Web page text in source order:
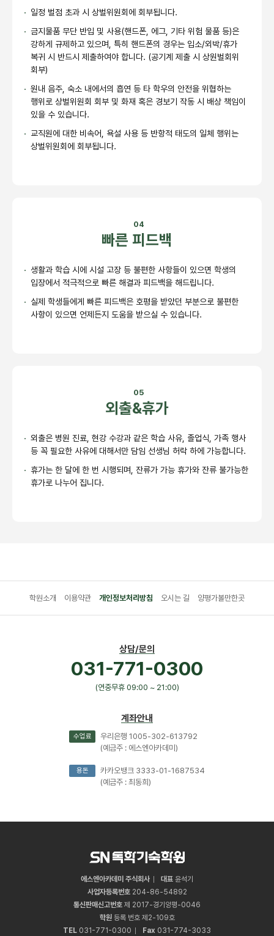
일정 벌점 초과 시 상벌위원회에 회부됩니다.
금지물품 무단 반입 및 사용(핸드폰, 에그, 기타 위험 물품 등)은
강하게 규제하고 있으며, 특히 핸드폰의 경우는 입소/외박/휴가
복귀 시 반드시 제출하여야 합니다. (공기계 제출 시 상원벌회위
회부)
원내 음주, 숙소 내에서의 흡연 등 타 학우의 안전을 위협하는
행위로 상벌위원회 회부 및 화재 혹은 경보기 작동 시 배상 책임이
있을 수 있습니다.
교직원에 대한 비속어, 욕설 사용 등 반항적 태도의 일체 행위는
상벌위원회에 회부됩니다.
04
빠른 피드백
생활과 학습 시에 시설 고장 등 불편한 사항들이 있으면 학생의
입장에서 적극적으로 빠른 해결과 피드백을 해드립니다.
실제 학생들에게 빠른 피드백은 호평을 받았던 부분으로 불편한
사항이 있으면 언제든지 도움을 받으실 수 있습니다.
05
외출&휴가
외출은 병원 진료, 현강 수강과 같은 학습 사유, 졸업식, 가족 행사
등 꼭 필요한 사유에 대해서만 담임 선생님 허락 하에 가능합니다.
휴가는 한 달에 한 번 시행되며, 잔류가 가능 휴가와 잔류 불가능한
휴가로 나누어 집니다.
학원소개 이용약관 개인정보처리방침 오시는 길 양평가볼만한곳
상담/문의
031-771-0300
(연중무휴 09:00 ~ 21:00)
계좌안내
수업료
우리은행 1005-302-613792
(예금주 : 에스엔아카데미)
용돈
카카오뱅크 3333-01-1687534
(예금주 : 최동희)
에스엔아카데미 주식회사 대표 윤석기
사업자등록번호 204-86-54892
통신판매신고번호 제 2017-경기양평-0046
학원등록 번호 제2-109호
TEL 031 -771 -0300 Fax 031 -774-3033